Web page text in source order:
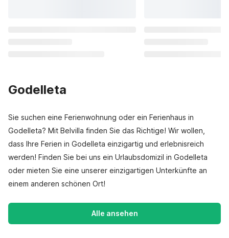
Godelleta
Sie suchen eine Ferienwohnung oder ein Ferienhaus in
Godelleta? Mit Belvilla finden Sie das Richtige! Wir wollen,
dass Ihre Ferien in Godelleta einzigartig und erlebnisreich
werden! Finden Sie bei uns ein Urlaubsdomizil in Godelleta
oder mieten Sie eine unserer einzigartigen Unterkünfte an
einem anderen schönen Ort!
Alle ansehen